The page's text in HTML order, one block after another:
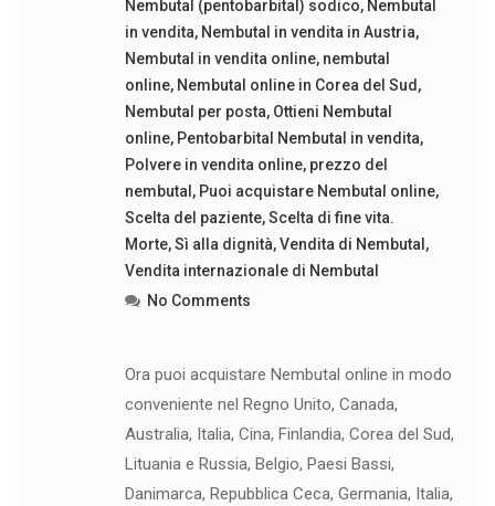
Nembutal (pentobarbital) sodico, Nembutal
in vendita, Nembutal in vendita in Austria,
Nembutal in vendita online, nembutal
online, Nembutal online in Corea del Sud ,
Nembutal per posta, Ottieni Nembutal
online, Pentobarbital Nembutal in vendita,
Polvere in vendita online, prezzo del
nembutal , Puoi acquistare Nembutal online,
Scelta del paziente,Scelta di fine vita.
Morte,Sì alla dignità,Vendita di Nembutal ,
Vendita internazionale di Nembutal
No Comments
Ora puoi acquistare Nembutal online in modo
conveniente nel Regno Unito, Canada,
Australia, Italia, Cina, Finlandia, Corea del Sud,
Lituania e Russia, Belgio, Paesi Bassi,
Danimarca, Repubblica Ceca, Germania, Italia,